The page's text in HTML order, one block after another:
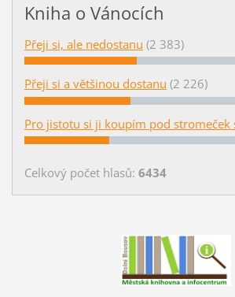
Kniha o Vánocích
Přeji si, ale nedostanu (2 383)
Přeji si a většinou dostanu (2 226)
Pro jistotu si ji koupím pod stromeček
Celkový počet hlasů: 6434